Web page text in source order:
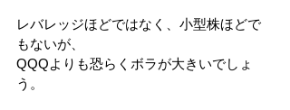
レバレッジほどではなく、小型株ほどで
もないが、
QQQよりも恐らくボラが大きいでしょ
う。